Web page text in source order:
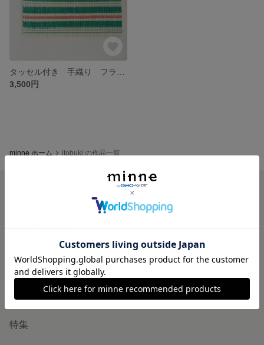
3,500円
minne ホーム itobuki の作品一覧
minneで買いたい
作品をさがす
ショップをさがす
特集